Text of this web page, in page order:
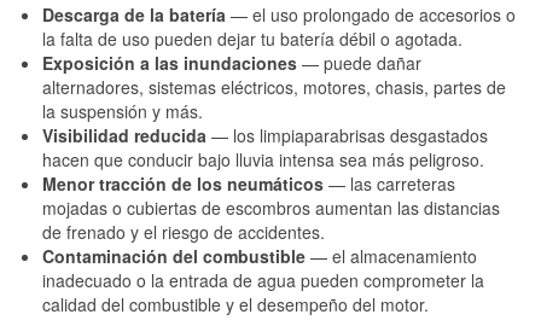
Descarga de la batería — el uso prolongado de accesorios o
la falta de uso pueden dejar tu batería débil o agotada.
Exposición a las inundaciones — puede dañar
alternadores, sistemas eléctricos, motores, chasis, partes de
la suspensión y más.
Visibilidad reducida — los limpiaparabrisas desgastados
hacen que conducir bajo lluvia intensa sea más peligroso.
Menor tracción de los neumáticos — las carreteras
mojadas o cubiertas de escombros aumentan las distancias
de frenado y el riesgo de accidentes.
Contaminación del combustible — el almacenamiento
inadecuado o la entrada de agua pueden comprometer la
calidad del combustible y el desempeño del motor.